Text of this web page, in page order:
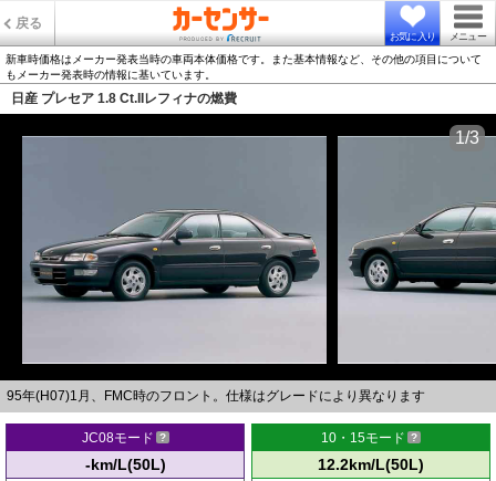
戻る
お気に入り メニュー
新車時価格はメーカー発表当時の車両本体価格です。また基本情報など、その他の項目について
もメーカー発表時の情報に基いています。
日産 プレセア 1.8 Ct.IIレフィナの燃費
95年(H07)1月、FMC時のフロント。仕様はグレードにより異なります
1/3
JC08モード
-km/L(50L)
10・15モード
12.2km/L(50L)